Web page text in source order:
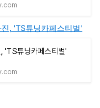
, 'TS튜닝카페스티벌'
'TS튜닝카페스티벌'